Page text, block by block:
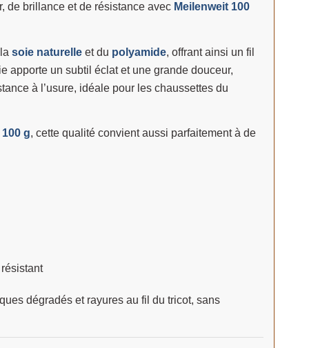
de brillance et de résistance avec Meilenweit 100
soie naturelleet du polyamide, offrant ainsi un fil
apporte un subtil éclat et une grande douceur,
à l’usure, idéale pour les chaussettes du
g, cette qualité convient aussi parfaitement à de
dégradés et rayures au fil du tricot, sans